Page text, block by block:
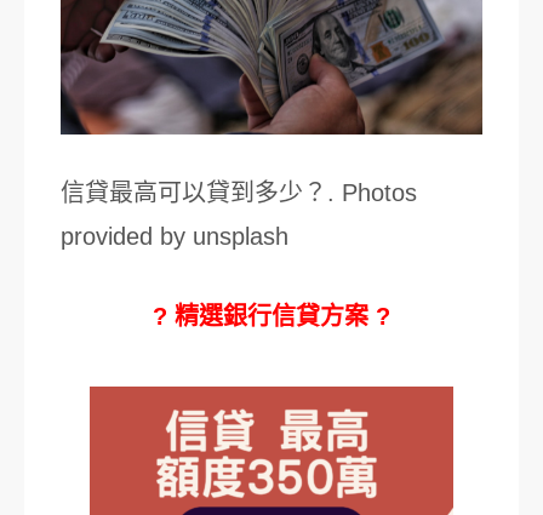
信貸最高可以貸到多少？. Photos
provided by unsplash
? 精選銀行信貸方案 ?